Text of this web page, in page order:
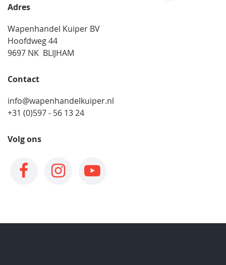
Adres
Wapenhandel Kuiper BV
Hoofdweg 44
9697 NK BLIJHAM
Contact
info@wapenhandelkuiper.nl
+31 (0)597 - 56 13 24
Volg ons